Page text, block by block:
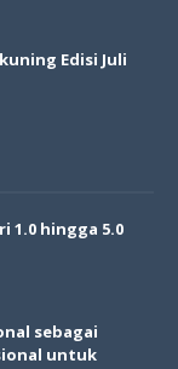
Edisi Juli
1.0 hingga 5.0
sebagai
untuk